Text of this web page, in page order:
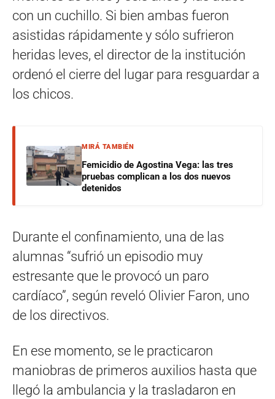
con un cuchillo. Si bien ambas fueron
asistidas rápidamente y sólo sufrieron
heridas leves, el director de la institución
ordenó el cierre del lugar para resguardar a
los chicos.
MIRÁ TAMBIÉN
Femicidio de Agostina Vega: las tres
pruebas complican a los dos nuevos
detenidos
Durante el confinamiento, una de las
alumnas “sufrió un episodio muy
estresante que le provocó un paro
cardíaco”, según reveló Olivier Faron, uno
de los directivos.
En ese momento, se le practicaron
maniobras de primeros auxilios hasta que
llegó la ambulancia y la trasladaron en